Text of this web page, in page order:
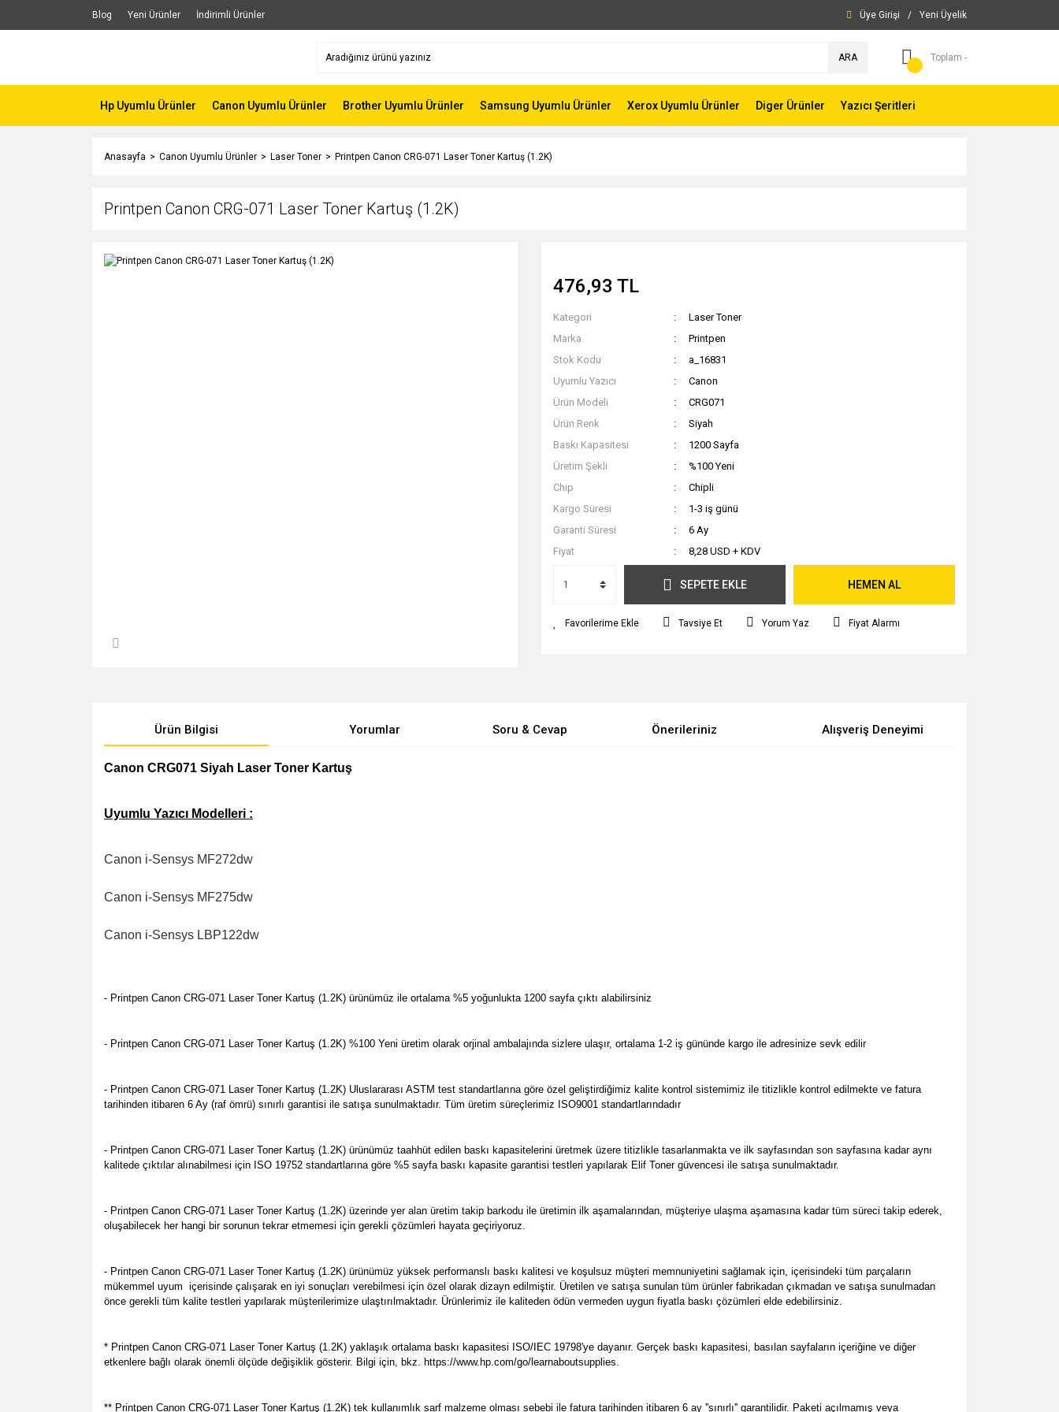
Blog Yeni Ürünler İndirimli Ürünler Üye Girişi / Yeni Üyelik
ARA Toplam -
Hp Uyumlu Ürünler Canon Uyumlu Ürünler Brother Uyumlu Ürünler Samsung Uyumlu Ürünler Xerox Uyumlu Ürünler Diger Ürünler Yazıcı Şeritleri
Anasayfa Canon Uyumlu Ürünler Laser Toner Printpen Canon CRG-071 Laser Toner Kartuş (1.2K)
Printpen Canon CRG-071 Laser Toner Kartuş (1.2K)
476,93 TL
Kategori
Laser Toner
Marka
Printpen
Stok Kodu
a_16831
Uyumlu Yazıcı
Canon
Ürün Modeli
CRG071
Ürün Renk
Siyah
Baskı Kapasitesi
1200 Sayfa
Üretim Şekli
%100 Yeni
Chip
Chipli
Kargo Süresi
1-3 iş günü
Garanti Süresi
6 Ay
Fiyat
8,28 USD + KDV
SEPETE EKLE HEMEN AL
Tavsiye Et Yorum Yaz Fiyat Alarmı
Ürün Bilgisi Yorumlar Soru & Cevap Önerileriniz Alışveriş Deneyimi
Canon CRG071 Siyah Laser Toner Kartuş
Uyumlu Yazıcı Modelleri :
Canon i-Sensys MF272dw
Canon i-Sensys MF275dw
Canon i-Sensys LBP122dw
- Printpen Canon CRG-071 Laser Toner Kartuş (1.2K) ürünümüz ile ortalama %5 yoğunlukta 1200 sayfa çıktı alabilirsiniz
- Printpen Canon CRG-071 Laser Toner Kartuş (1.2K) %100 Yeni üretim olarak orjinal ambalajında sizlere ulaşır, ortalama 1-2 iş gününde kargo ile adresinize sevk edilir
- Printpen Canon CRG-071 Laser Toner Kartuş (1.2K) Uluslararası ASTM test standartlarına göre özel geliştirdiğimiz kalite kontrol sistemimiz ile titizlikle kontrol edilmekte ve fatura
tarihinden itibaren 6 Ay (raf ömrü) sınırlı garantisi ile satışa sunulmaktadır. Tüm üretim süreçlerimiz ISO9001 standartlarındadır
- Printpen Canon CRG-071 Laser Toner Kartuş (1.2K) ürünümüz taahhüt edilen baskı kapasitelerini üretmek üzere titizlikle tasarlanmakta ve ilk sayfasından son sayfasına kadar aynı
kalitede çıktılar alınabilmesi için ISO 19752 standartlarına göre %5 sayfa baskı kapasite garantisi testleri yapılarak Elif Toner güvencesi ile satışa sunulmaktadır.
- Printpen Canon CRG-071 Laser Toner Kartuş (1.2K) üzerinde yer alan üretim takip barkodu ile üretimin ilk aşamalarından, müşteriye ulaşma aşamasına kadar tüm süreci takip ederek,
oluşabilecek her hangi bir sorunun tekrar etmemesi için gerekli çözümleri hayata geçiriyoruz.
- Printpen Canon CRG-071 Laser Toner Kartuş (1.2K) ürünümüz yüksek performanslı baskı kalitesi ve koşulsuz müşteri memnuniyetini sağlamak için, içerisindeki tüm parçaların
mükemmel uyum içerisinde çalışarak en iyi sonuçları verebilmesi için özel olarak dizayn edilmiştir. Üretilen ve satışa sunulan tüm ürünler fabrikadan çıkmadan ve satışa sunulmadan
önce gerekli tüm kalite testleri yapılarak müşterilerimize ulaştırılmaktadır. Ürünlerimiz ile kaliteden ödün vermeden uygun fiyatla baskı çözümleri elde edebilirsiniz.
* Printpen Canon CRG-071 Laser Toner Kartuş (1.2K) yaklaşık ortalama baskı kapasitesi ISO/IEC 19798'ye dayanır. Gerçek baskı kapasitesi, basılan sayfaların içeriğine ve diğer
etkenlere bağlı olarak önemli ölçüde değişiklik gösterir. Bilgi için, bkz. https://www.hp.com/go/learnaboutsupplies.
** Printpen Canon CRG-071 Laser Toner Kartuş (1.2K) tek kullanımlık sarf malzeme olması sebebi ile fatura tarihinden itibaren 6 ay ''sınırlı'' garantilidir. Paketi açılmamış veya